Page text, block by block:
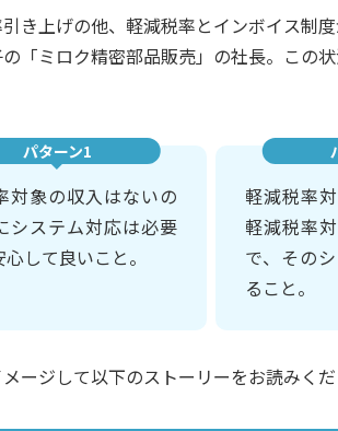
き上げの他、軽減税率とインボイス制
「ミロク精密部品販売」の社長。この
パターン1
対象の収入はないの
システム対応は必要
して良いこと。
軽減税率
軽減税率
で、その
ること。
ージして以下のストーリーをお読みくだ